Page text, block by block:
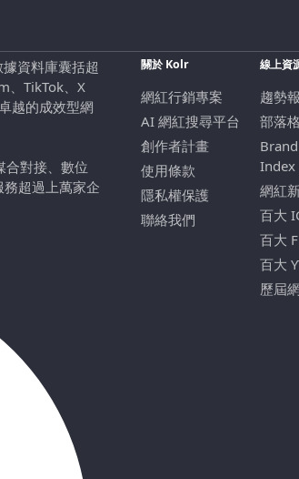
資料庫囊括超
、TikTok、X
越的成效型網
合對接、數位
超過上萬家企
關於 Kolr
網紅行銷專案
AI 網紅搜尋平台
創作者計畫
使用條款
隱私權保護
聯絡我們
線上資
趨勢
部落格
Index
網紅
百大
百大
百大
歷屆